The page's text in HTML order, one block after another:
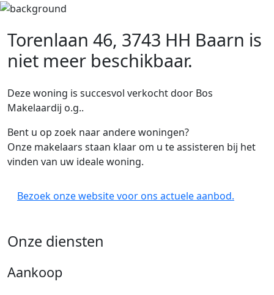
Torenlaan 46, 3743 HH Baarn is
niet meer beschikbaar.
Deze woning is succesvol verkocht door Bos
Makelaardij o.g..
Bent u op zoek naar andere woningen?
Onze makelaars staan klaar om u te assisteren bij het
vinden van uw ideale woning.
Bezoek onze website voor ons actuele aanbod.
Onze diensten
Aankoop